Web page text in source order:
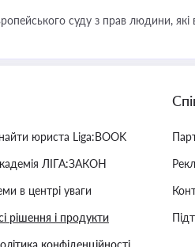
суду з прав людини,
юриста Liga:BOOK
ЛІГА:ЗАКОН
в центрі уваги
рішення і продукти
конфіденційності